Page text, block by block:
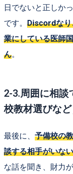
日でないと正しか
です。 Discordなり
業にしている医師
ん。
2-3.周囲に相談
校教材選びなど
最後に、 予備校の
談する相手がいない
な話を聞き、財力